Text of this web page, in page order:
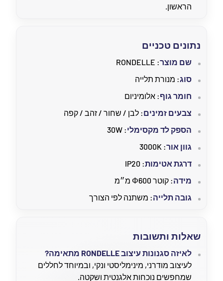
הראשון.
נתונים טכניים
שם מוצר: RONDELLE
סוג: מנורת תלייה
חומר גוף: אלומיניום
צבעים זמינים: לבן / שחור / זהב / קפה
הספק לד מקסימלי: 30W
גוון אור: 3000K
דרגת אטימות: IP20
מידה: קוטר Φ600 מ״מ
גובה תלייה: משתנה לפי הצורך
שאלות ותשובות
לאיזה סגנונות עיצוב RONDELLE מתאימה?
לעיצוב מודרני, מינימליסטי ונקי, ובמיוחד לחללים
שמחפשים נוכחות אלגנטית ושקטה.